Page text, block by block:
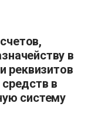
в
реквизитов
в
систему